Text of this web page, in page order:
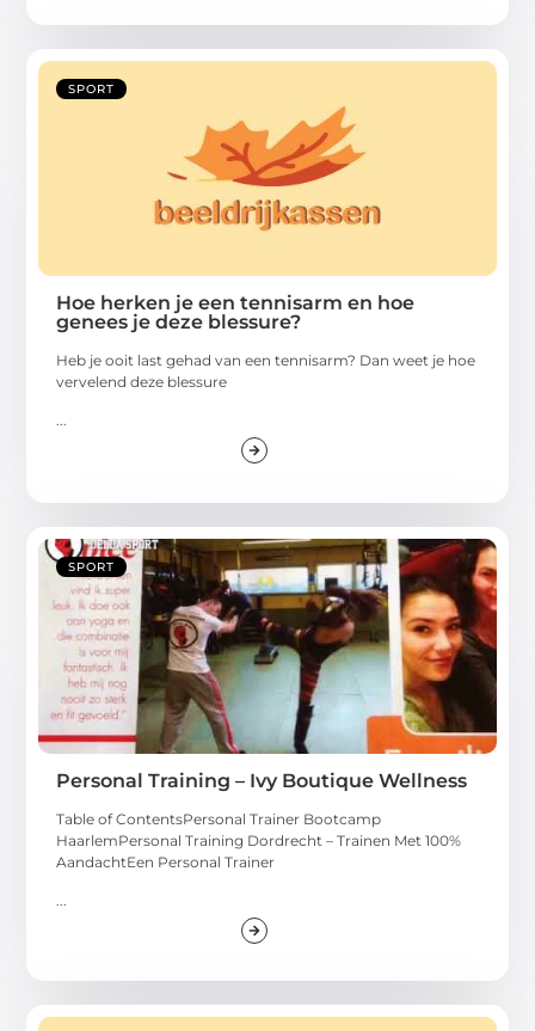
SPORT
Hoe herken je een tennisarm en hoe
genees je deze blessure?
Heb je ooit last gehad van een tennisarm? Dan weet je hoe
vervelend deze blessure
...
SPORT
Personal Training – Ivy Boutique Wellness
Table of ContentsPersonal Trainer Bootcamp
HaarlemPersonal Training Dordrecht – Trainen Met 100%
AandachtEen Personal Trainer
...